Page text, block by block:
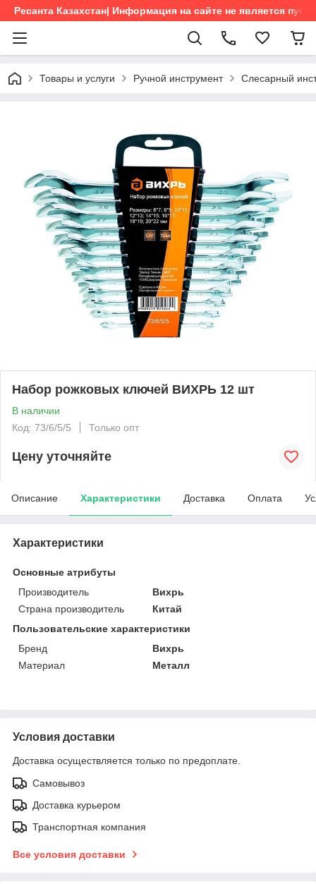
Ресанта Казахстан| Информация на сайте не является
Товары и услуги Ручной инструмент Слесарный
Набор рожковых ключей ВИХРЬ 12 шт
В наличии
Код: 73/6/5/5
Только опт
Цену уточняйте
Описание Характеристики Доставка Оплата
Характеристики
Основные атрибуты
Производитель
Вихрь
Страна производитель
Китай
Пользовательские характеристики
Бренд
Вихрь
Материал
Металл
Условия доставки
Доставка осуществляется только по предоплате.
Самовывоз
Доставка курьером
Транспортная компания
Все условия доставки